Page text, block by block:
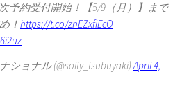
予約受付開始！【5/9（月）】まで
！ https://t.co/znEZxfIEcO
ョナル (@solty_tsubuyaki) April 4,